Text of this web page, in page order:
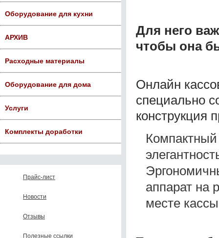
Оборудование для кухни
АРХИВ
Расходные материалы
Оборудование для дома
Услуги
Комплекты доработки
Прайс-лист
Новости
Отзывы
Полезные ссылки
Для него
чтобы она
Онлайн
специально
конструкция
Компактный
аппарат на
месте